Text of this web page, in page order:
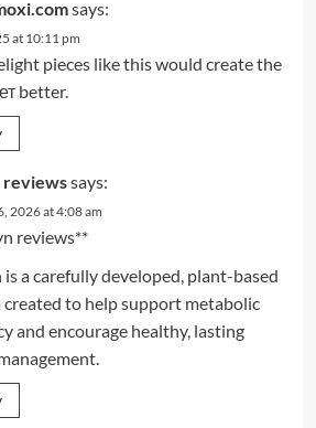
says:
at 10:11 pm
pieces like this would create the
better.
reviewssays:
2026 at 4:08 am
reviews**
a carefully developed, plant-based
to help support metabolic
and encourage healthy, lasting